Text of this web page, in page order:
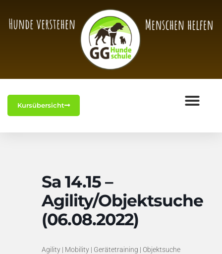
Kursübersicht
Sa 14.15 –
Agility/Objektsuche
(06.08.2022)
Agility | Mobility | Gerätetraining | Objektsuche